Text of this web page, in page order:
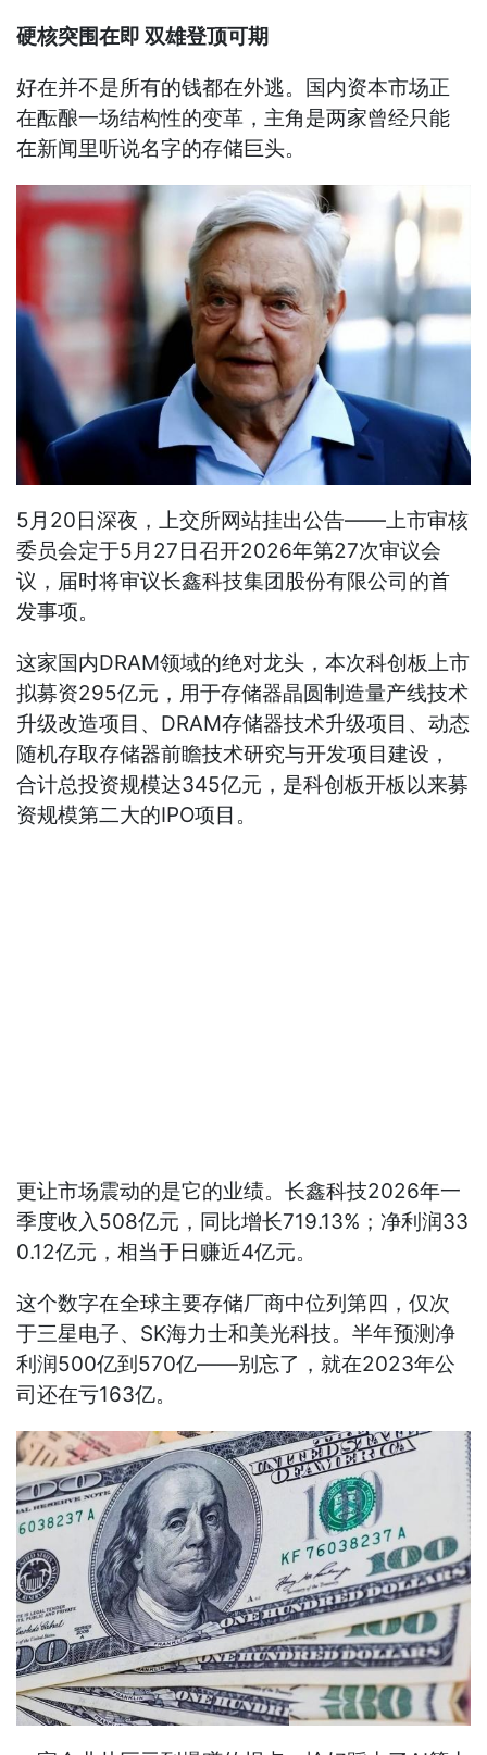
硬核突围在即 双雄登顶可期
好在并不是所有的钱都在外逃。国内资本市场正
在酝酿一场结构性的变革，主角是两家曾经只能
在新闻里听说名字的存储巨头。
5月20日深夜，上交所网站挂出公告——上市审核
委员会定于5月27日召开2026年第27次审议会
议，届时将审议长鑫科技集团股份有限公司的首
发事项。
这家国内DRAM领域的绝对龙头，本次科创板上市
拟募资295亿元，用于存储器晶圆制造量产线技术
升级改造项目、DRAM存储器技术升级项目、动态
随机存取存储器前瞻技术研究与开发项目建设，
合计总投资规模达345亿元，是科创板开板以来募
资规模第二大的IPO项目。
更让市场震动的是它的业绩。长鑫科技2026年一
季度收入508亿元，同比增长719.13%；净利润33
0.12亿元，相当于日赚近4亿元。
这个数字在全球主要存储厂商中位列第四，仅次
于三星电子、SK海力士和美光科技。半年预测净
利润500亿到570亿——别忘了，就在2023年公
司还在亏163亿。